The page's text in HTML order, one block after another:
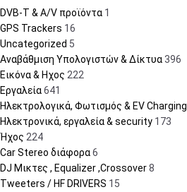
DVB-T & A/V προϊόντα 1
GPS Trackers 16
Uncategorized 5
Αναβάθμιση Υπολογιστών & Δίκτυα 396
Εικόνα & Ηχος 222
Εργαλεία641
Ηλεκτρολογικά, Φωτισμός & EV Charging
Ηλεκτρονικά, εργαλεία & security 173
Ήχος 224
Car Stereo διάφορα6
DJ Μικτες , Equalizer ,Crossover8
Tweeters / HF DRIVERS 15